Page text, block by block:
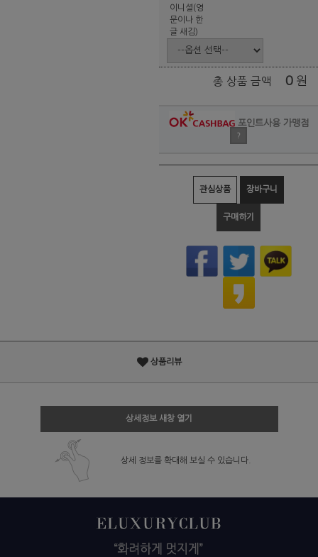
이니셜(영
문이나 한
글 새김)
총 상품 금액 0 원
포인트사용 가맹점
?
관심상품 장바구니
구매하기
상품리뷰
상세정보 새창 열기
상세 정보를 확대해 보실 수 있습니다.